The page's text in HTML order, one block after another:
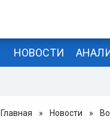
НОВОСТИ
Главная » Новости »